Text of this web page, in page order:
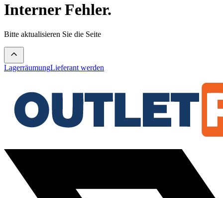
Interner Fehler.
Bitte aktualisieren Sie die Seite
LagerräumungLieferant werden